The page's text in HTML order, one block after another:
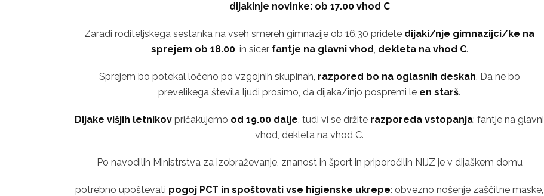
dijakinje novinke: ob 17.00 vhod C
Zaradi roditeljskega sestanka na vseh smereh gimnazije ob 16.30 pridete dijaki/nje gimnazijci/ke na
sprejem ob 18.00, in sicer fantje na glavni vhod, dekleta na vhod C.
Sprejem bo potekal ločeno po vzgojnih skupinah, razpored bo na oglasnih deskah. Da ne bo
prevelikega števila ljudi prosimo, da dijaka/injo pospremi le en starš.
Dijake višjih letnikov pričakujemo od 19.00 dalje, tudi vi se držite razporeda vstopanja: fantje na glavni
vhod, dekleta na vhod C.
Po navodilih Ministrstva za izobraževanje, znanost in šport in priporočilih NIJZ je v dijaškem domu
potrebno upoštevati pogoj PCT in spoštovati vse higienske ukrepe: obvezno nošenje zaščitne maske,